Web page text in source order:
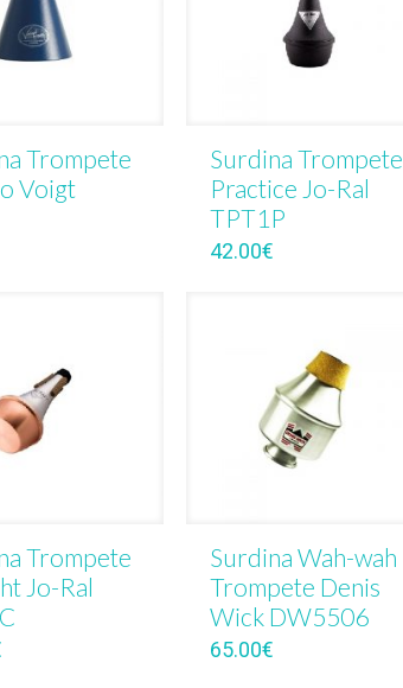
Trompete
Voigt
Surdina Trompete
Practice Jo-Ral
TPT1P
42.00€
Trompete
Jo-Ral
Surdina Wah-wah
Trompete Denis
Wick DW5506
65.00€